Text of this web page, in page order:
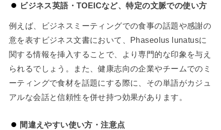
ビジネス英語・TOEICなど、特定の文脈での使い方
例えば、ビジネスミーティングでの食事の話題や感謝の
意を表すビジネス文書において、Phaseolus lunatusに
関する情報を挿入することで、より専門的な印象を与え
られるでしょう。また、健康志向の企業やチームでのミ
ーティングで食材を話題にする際に、その単語がカジュ
アルな会話と信頼性を併せ持つ効果があります。
間違えやすい使い方・注意点